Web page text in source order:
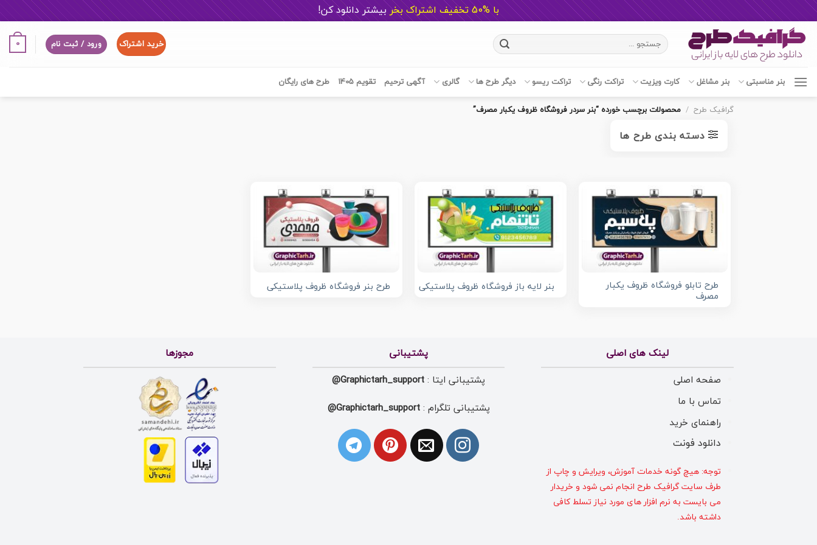
با %50 تخفیف اشتراک بخر بیشتر دانلود کن!
content
جستجو
برای:
خرید اشتراک ورود / ثبت نام 0
بنر مناسبتی بنر مشاغل کارت ویزیت تراکت رنگی تراکت ریسو دیگر طرح ها گالری آگهی ترحیم تقویم 1405 طرح های رایگان
گرافیک طرح / محصولات برچسب خورده “بنر سردر فروشگاه ظروف یکبار مصرف”
دسته بندی طرح ها
طرح تابلو فروشگاه ظروف یکبار
مصرف
بنر لایه باز فروشگاه ظروف پلاستیکی طرح بنر فروشگاه ظروف پلاستیکی
لینک های اصلی
صفحه اصلی
تماس با ما
راهنمای خرید
دانلود فونت
توجه: هیچ گونه خدمات آموزش، ویرایش و چاپ از
طرف سایت گرافیک طرح انجام نمی شود و خریدار
می بایست به نرم افزار های مورد نیاز تسلط کافی
داشته باشد.
پشتیبانی
پشتیبانی ایتا : Graphictarh_support@
پشتیبانی تلگرام :Graphictarh_support@
مجوزها